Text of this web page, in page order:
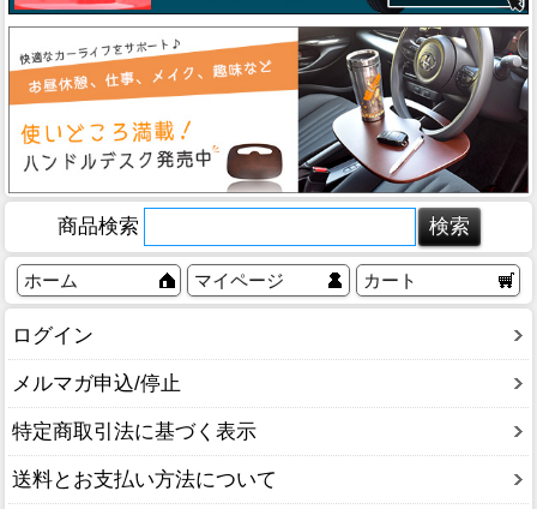
商品検索
ホーム マイページ カート
ログイン
メルマガ申込/停止
特定商取引法に基づく表示
送料とお支払い方法について